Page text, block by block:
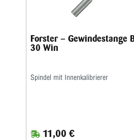
Forster – Gewindestange
30 Win
Spindel mit Innenkalibrierer
11,00 €